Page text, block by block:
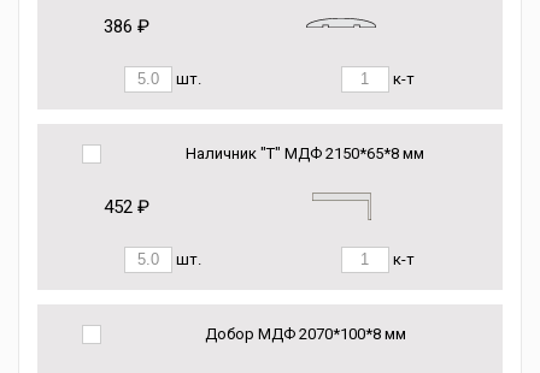
386 ₽
шт. к-т
Наличник "Т" МДФ 2150*65*8 мм
452 ₽
шт. к-т
Добор МДФ 2070*100*8 мм